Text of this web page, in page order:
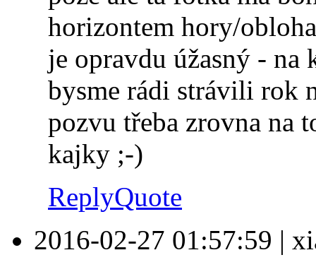
horizontem hory/
je opravdu úžasný - na
bysme rádi strávili rok
pozvu třeba zrovna na
kajky ;-)
ReplyQuote
2016-02-27 01:57:59 |